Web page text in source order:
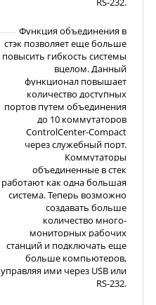
Функция объединения в
стэк позволяет еще больше
повысить гибкость системы
вцелом. Данный
функционал повышает
количество доступных
портов путем объединения
до 10 коммутаторов
ControlCenter-Compact
через служебный порт.
Коммутаторы
объединенные в стек
работают как одна большая
система. Теперь возможно
создавать больше
количество много-
мониторных рабочих
станций и подключать еще
больше компьютеров,
управляя ими через USB или
RS-232.